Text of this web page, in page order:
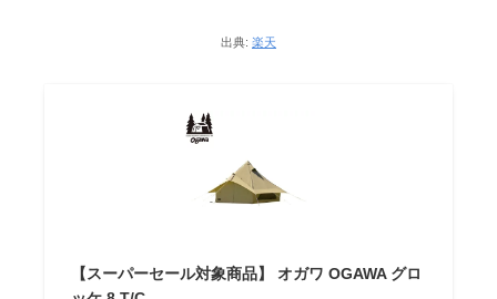
出典: 楽天
【スーパーセール対象商品】 オガワ OGAWA グロ